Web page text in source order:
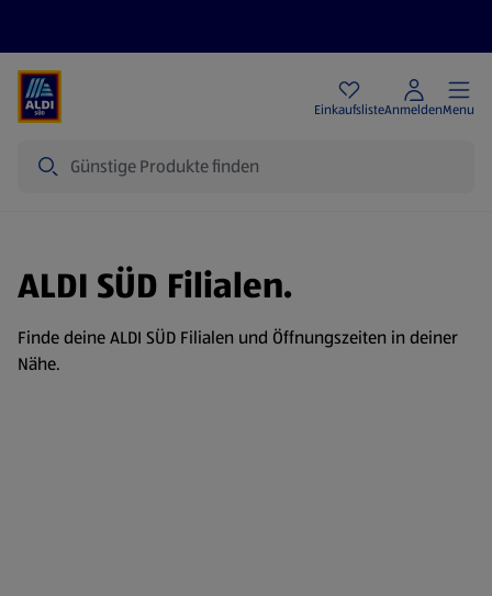
EinkaufslisteAnmeldenMenu
ALDI SÜD Filialen.
Finde deine ALDI SÜD Filialen und Öffnungszeiten in deiner
Nähe.